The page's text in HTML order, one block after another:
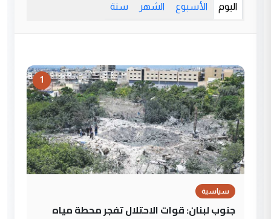
اليوم الأسبوع الشهر سنة
1
سياسية
جنوب لبنان: قوات الاحتلال تفجر محطة مياه